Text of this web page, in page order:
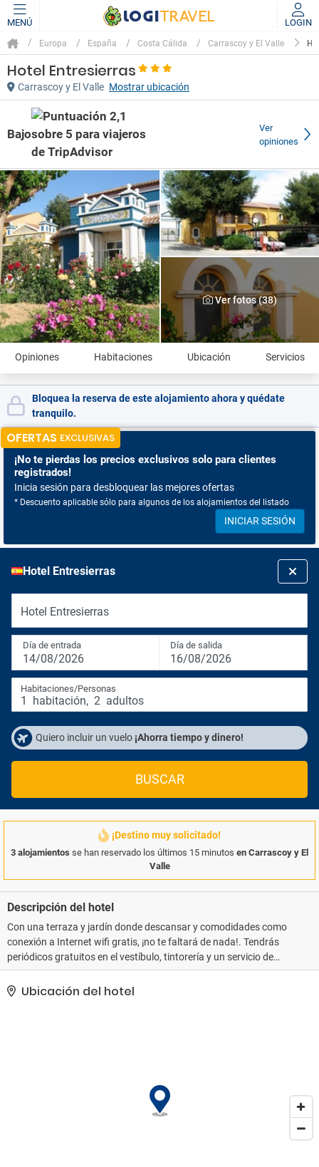
MENÚ LOGIN
Europa España Costa Cálida Carrascoy y El Valle
Hotel Entresierras
Carrascoy y El Valle Mostrar ubicación
Bajo
Ver
opiniones
Ver fotos (38)
Opiniones Habitaciones Ubicación Servicios
Bloquea la reserva de este alojamiento ahora y quédate
tranquilo.
OFERTAS EXCLUSIVAS
¡No te pierdas los precios exclusivos solo para clientes
registrados!
Inicia sesión para desbloquear las mejores ofertas
* Descuento aplicable sólo para algunos de los alojamientos del listado
INICIAR SESIÓN
Hotel Entresierras
Hotel Entresierras
Día de entrada
14/08/2026
Día de salida
16/08/2026
Habitaciones/Personas
1 habitación, 2 adultos
Quiero incluir un vuelo ¡Ahorra tiempo y dinero!
BUSCAR
¡Destino muy solicitado!
3 alojamientos se han reservado los últimos 15 minutos en Carrascoy y El
Valle
Descripción del hotel
Con una terraza y jardín donde descansar y comodidades como
conexión a Internet wifi gratis, ¡no te faltará de nada!. Tendrás
periódicos gratuitos en el vestíbulo, tintorería y un servicio de
recepción las 24 horas a tu disposición. Hay un aparcamiento sin
asistencia gratuito disponible..
Ubicación del hotel